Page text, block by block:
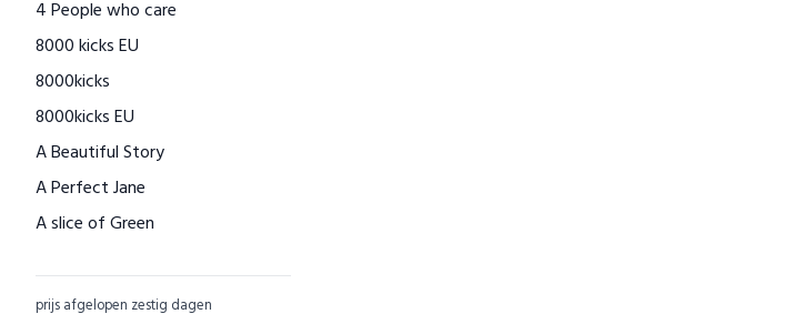
Green Jump
Houtenspeelgoed-shop.nl
Menstruatiecups.nl
Natural Heroes
Waschbär
Big Green Smile
Little Indians
GreenPicnic
4 People who care
8000 kicks EU
8000kicks
8000kicks EU
A Beautiful Story
A Perfect Jane
A slice of Green
ACBC
prijs afgelopen zestig dagen